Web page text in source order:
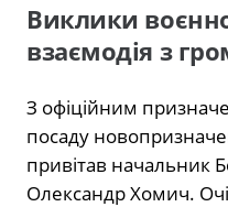
Виклики
взаємодія з
З офіційним
посаду
привітав начальник
Олександр Хомич.